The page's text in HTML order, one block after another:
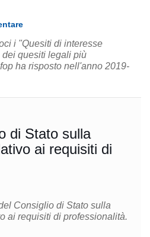
i "Quesiti di interesse
quesiti legali più
ha risposto nell'anno 2019-
di Stato sulla
ai requisiti di
Consiglio di Stato sulla
ai requisiti di professionalità.